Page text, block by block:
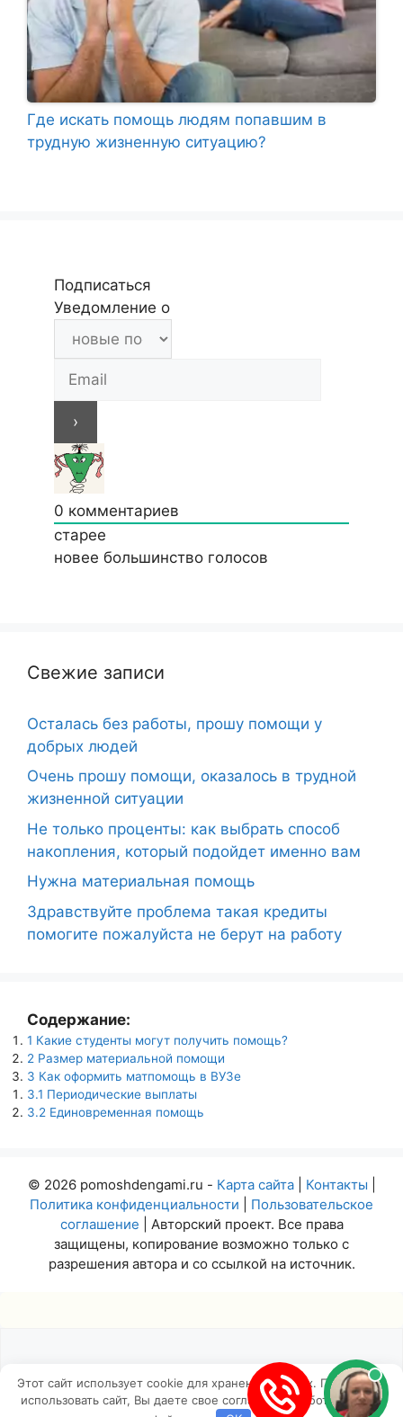
Где искать помощь людям попавшим в
трудную жизненную ситуацию?
Подписаться
Уведомление о
0 комментариев
старее
новее большинство голосов
Свежие записи
Осталась без работы, прошу помощи у
добрых людей
Очень прошу помощи, оказалось в трудной
жизненной ситуации
Не только проценты: как выбрать способ
накопления, который подойдет именно вам
Нужна материальная помощь
Здравствуйте проблема такая кредиты
помогите пожалуйста не берут на работу
Содержание:
1 Какие студенты могут получить помощь?
2 Размер материальной помощи
3 Как оформить матпомощь в ВУЗе
3.1 Периодические выплаты
3.2 Единовременная помощь
© 2026 pomoshdengami.ru - Карта сайта| Контакты
Политика конфиденциальности
Пользовательское
соглашение | Авторский проект. Все права
защищены, копирование возможно только с
разрешения автора и со ссылкой на источник.
Этот сайт использует cookie для хранения данных. Продолжая
использовать сайт, Вы даете свое согласие на работу с этими